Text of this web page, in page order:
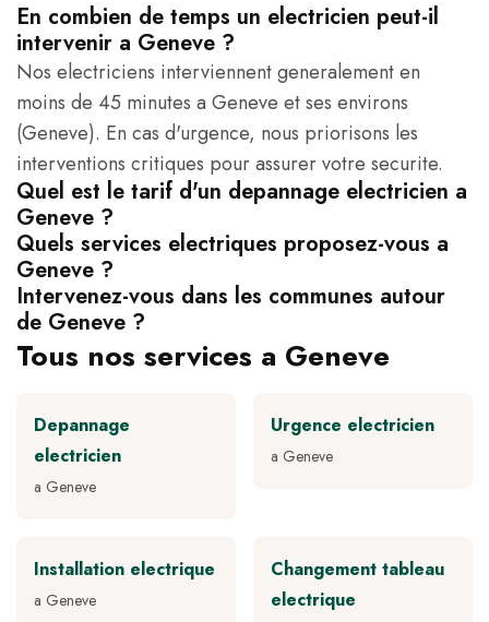
En combien de temps un electricien peut-il
intervenir a Geneve ?
Nos electriciens interviennent generalement en
moins de 45 minutes a Geneve et ses environs
(Geneve). En cas d'urgence, nous priorisons les
interventions critiques pour assurer votre securite.
Quel est le tarif d'un depannage electricien a
Geneve ?
Quels services electriques proposez-vous a
Geneve ?
Intervenez-vous dans les communes autour
de Geneve ?
Tous nos services a Geneve
Depannage
electricien
a Geneve
Urgence electricien
a Geneve
Installation electrique
a Geneve
Changement tableau
electrique